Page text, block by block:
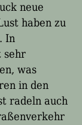
neue
haben zu
In
sehr
was
in den
radeln auch